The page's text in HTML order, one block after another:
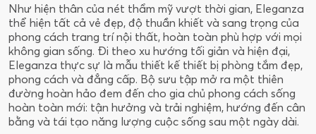
Như hiện thân của nét thẩm mỹ vượt thời gian, Eleganza
thể hiện tất cả vẻ đẹp, độ thuần khiết và sang trọng của
phong cách trang trí nội thất, hoàn toàn phù hợp với mọi
không gian sống. Đi theo xu hướng tối giản và hiện đại,
Eleganza thực sự là mẫu thiết kế thiết bị phòng tắm đẹp,
phong cách và đẳng cấp. Bộ sưu tập mở ra một thiên
đường hoàn hảo đem đến cho gia chủ phong cách sống
hoàn toàn mới: tận hưởng và trải nghiệm, hướng đến cân
bằng và tái tạo năng lượng cuộc sống sau một ngày dài.